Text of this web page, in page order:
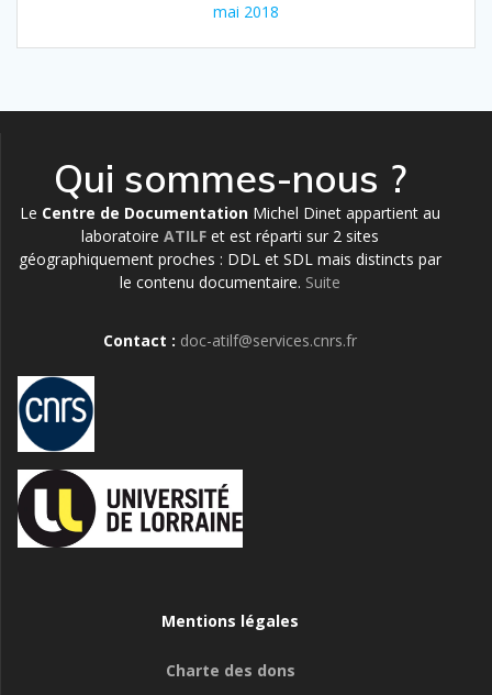
mai 2018
Qui sommes-nous ?
Le Centre de Documentation Michel Dinet appartient au
laboratoire ATILF et est réparti sur 2 sites
géographiquement proches : DDL et SDL mais distincts par
le contenu documentaire. Suite
Contact : doc-atilf@services.cnrs.fr
Mentions légales
Charte des dons